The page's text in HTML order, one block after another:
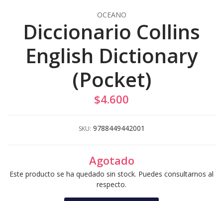
OCEANO
Diccionario Collins
English Dictionary
(Pocket)
$4.600
SKU: 9788449442001
Agotado
Este producto se ha quedado sin stock. Puedes consultarnos al
respecto.